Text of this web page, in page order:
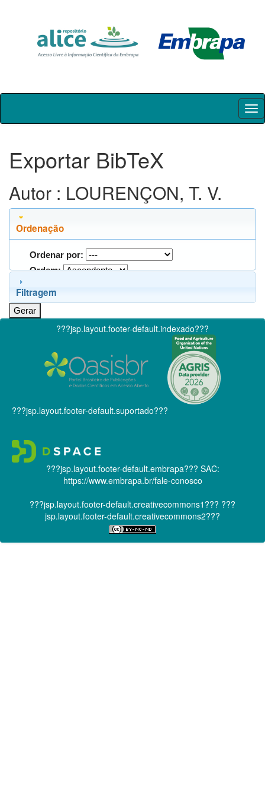
Skip
Exportar BibTeX
Autor : LOURENÇON, T. V.
Ordenação
Ordenar por:
Ordem:
Filtragem
???jsp.layout.footer-default.indexado???
???jsp.layout.footer-default.suportado???
???jsp.layout.footer-default.embrapa??? SAC:
https://www.embrapa.br/fale-conosco
???jsp.layout.footer-default.creativecommons1??? ???
jsp.layout.footer-default.creativecommons2???